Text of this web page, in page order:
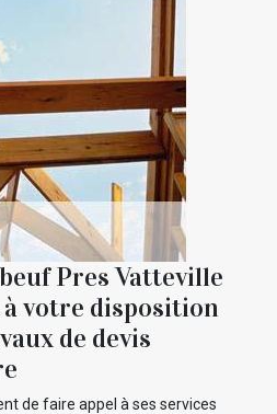
Pres Vatteville
à votre disposition
de devis
de faire appel à ses services